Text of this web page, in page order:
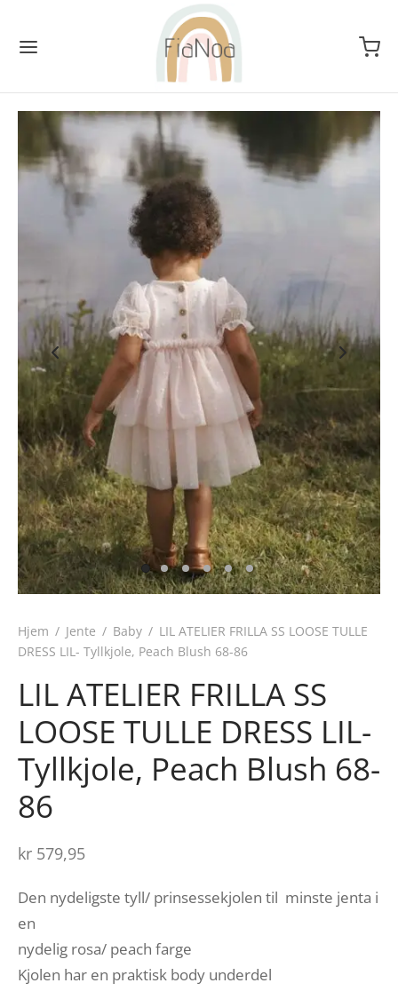
Hjem / Jente / Baby / LIL ATELIER FRILLA SS LOOSE TULLE
DRESS LIL- Tyllkjole, Peach Blush 68-86
LIL ATELIER FRILLA SS
LOOSE TULLE DRESS LIL-
Tyllkjole, Peach Blush 68-
86
kr 579,95
Den nydeligste tyll/ prinsessekjolen til minste jenta i
en
nydelig rosa/ peach farge
Kjolen har en praktisk body underdel